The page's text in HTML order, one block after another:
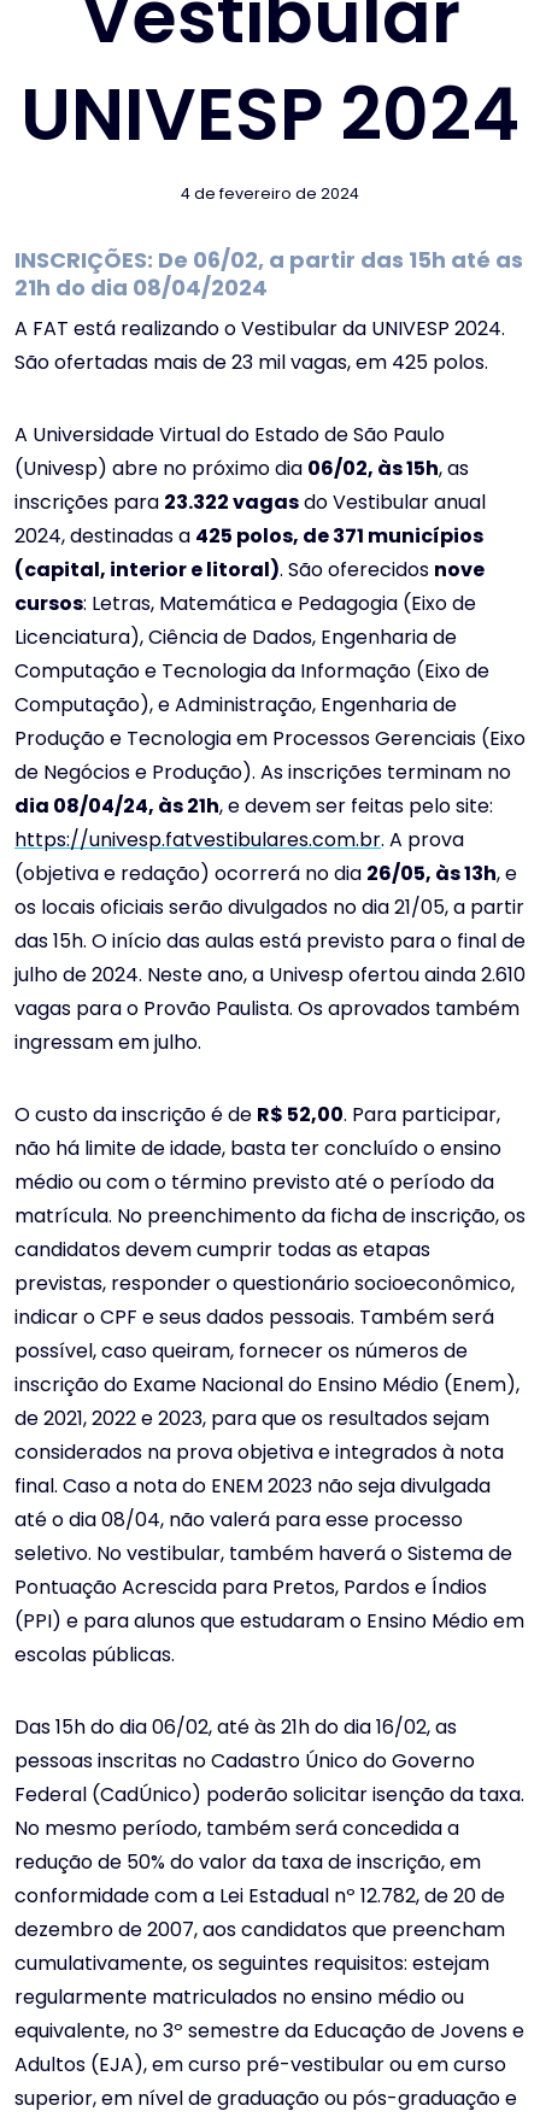
UNIVESP 2024
4 de fevereiro de 2024
INSCRIÇÕES: De 06/02, a partir das 15h até as
21h do dia 08/04/2024
A FAT está realizando o Vestibular da UNIVESP 2024.
São ofertadas mais de 23 mil vagas, em 425 polos.
A Universidade Virtual do Estado de São Paulo
(Univesp) abre no próximo dia 06/02, às 15h, as
inscrições para 23.322 vagasdo Vestibular anual
2024, destinadas a 425 polos, de 371 municípios
(capital, interior e litoral). São oferecidos nove
cursos: Letras, Matemática e Pedagogia (Eixo de
Licenciatura), Ciência de Dados, Engenharia de
Computação e Tecnologia da Informação (Eixo de
Computação), e Administração, Engenharia de
Produção e Tecnologia em Processos Gerenciais (Eixo
de Negócios e Produção). As inscrições terminam no
dia 08/04/24, às 21h, e devem ser feitas pelo site:
https://univesp.fatvestibulares.com.br. A prova
(objetiva e redação) ocorrerá no dia 26/05, às 13h, e
os locais oficiais serão divulgados no dia 21/05, a partir
das 15h. O início das aulas está previsto para o final de
julho de 2024. Neste ano, a Univesp ofertou ainda 2.610
vagas para o Provão Paulista. Os aprovados também
ingressam em julho.
O custo da inscrição é de R$ 52,00. Para participar,
não há limite de idade, basta ter concluído o ensino
médio ou com o término previsto até o período da
matrícula. No preenchimento da ficha de inscrição, os
candidatos devem cumprir todas as etapas
previstas, responder o questionário socioeconômico,
indicar o CPF e seus dados pessoais. Também será
possível, caso queiram, fornecer os números de
inscrição do Exame Nacional do Ensino Médio (Enem),
de 2021, 2022 e 2023, para que os resultados sejam
considerados na prova objetiva e integrados à nota
final. Caso a nota do ENEM 2023 não seja divulgada
até o dia 08/04, não valerá para esse processo
seletivo. No vestibular, também haverá o Sistema de
Pontuação Acrescida para Pretos, Pardos e Índios
(PPI) e para alunos que estudaram o Ensino Médio em
escolas públicas.
Das 15h do dia 06/02, até às 21h do dia 16/02, as
pessoas inscritas no Cadastro Único do Governo
Federal (CadÚnico) poderão solicitar isenção da taxa.
No mesmo período, também será concedida a
redução de 50% do valor da taxa de inscrição, em
conformidade com a Lei Estadual nº 12.782, de 20 de
dezembro de 2007, aos candidatos que preencham
cumulativamente, os seguintes requisitos: estejam
regularmente matriculados no ensino médio ou
equivalente, no 3º semestre da Educação de Jovens e
Adultos (EJA), em curso pré-vestibular ou em curso
superior, em nível de graduação ou pós-graduação e